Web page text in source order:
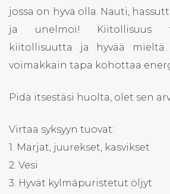
jossa on hyvä olla. Nauti,
ja unelmoi! Kiitollisuus
kiitollisuutta ja hyvää
voimakkain tapa kohottaa
Pidä itsestäsi huolta, olet sen
Virtaa syksyyn tuovat:
1. Marjat, juurekset, kasvikset
2. Vesi
3. Hyvät kylmäpuristetut öljyt